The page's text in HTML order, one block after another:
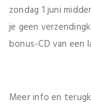
zondag 1 juni
je geen
bonus-CD van een
Meer info en